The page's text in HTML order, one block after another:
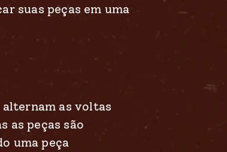
suas peças em uma
alternam as voltas
as peças são
uma peça